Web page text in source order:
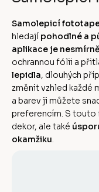
Samolepicí
hledají pohodlné a
aplikace je
ochrannou fólii a
lepidla, dlouhých
změnit vzhled každé
a barev ji můžete
preferencím. S touto
dekor, ale také
okamžiku.